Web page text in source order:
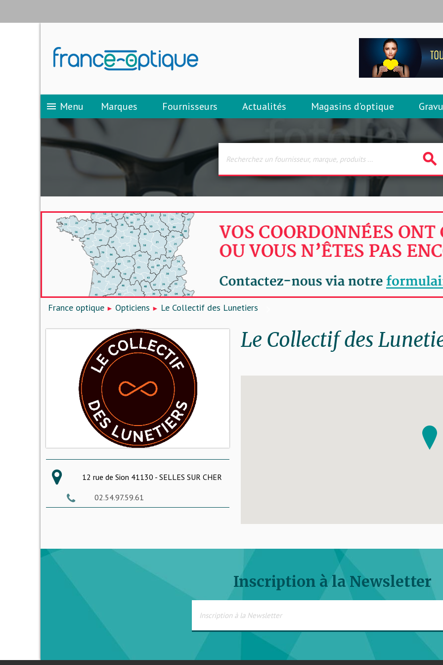
menu Menu Marques Fournisseurs Actualités Magasins d’optique
search
France optique Opticiens Le Collectif des Lunetiers
12 rue de Sion 41130 - SELLES SUR CHER
02.54.97.59.61
Le Collectif des
Inscription à la Newsletter